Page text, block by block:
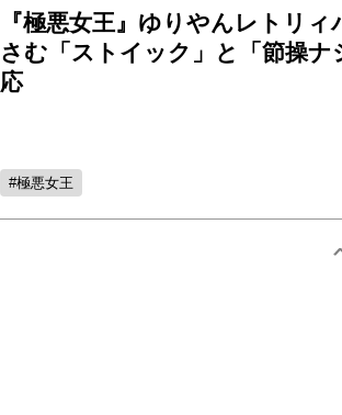
『極悪女王』ゆりやんレトリィ
さむ「ストイック」と「節操ナ
応
極悪女王